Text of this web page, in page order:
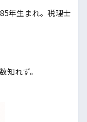
年生まれ。税理士
知れず。